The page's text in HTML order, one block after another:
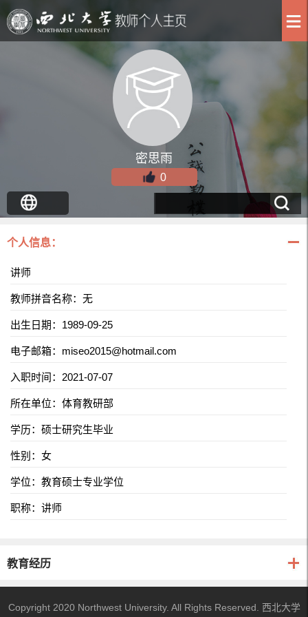
密思雨
0
个人信息：
讲师
教师拼音名称：无
出生日期：1989-09-25
电子邮箱： miseo2015@hotmail.com
入职时间：2021-07-07
所在单位：体育教研部
学历：硕士研究生毕业
性别：女
学位：教育硕士专业学位
职称：讲师
教育经历
Copyright 2020 Northwest University. All Rights Reserved. 西北大学